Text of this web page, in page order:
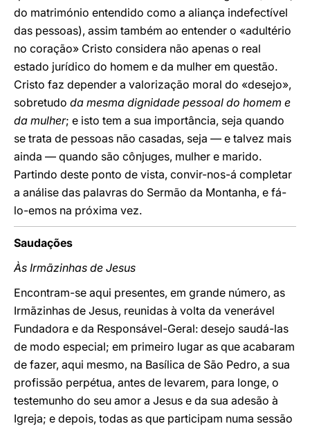
do matrimónio entendido como a aliança indefectível
das pessoas), assim também ao entender o «adultério
no coração» Cristo considera não apenas o real
estado jurídico do homem e da mulher em questão.
Cristo faz depender a valorização moral do «desejo»,
sobretudo da mesma dignidade pessoal do homem e
da mulher; e isto tem a sua importância, seja quando
se trata de pessoas não casadas, seja — e talvez mais
ainda — quando são cônjuges, mulher e marido.
Partindo deste ponto de vista, convir-nos-á completar
a análise das palavras do Sermão da Montanha, e fá-
lo-emos na próxima vez.
Saudações
Às Irmãzinhas de Jesus
Encontram-se aqui presentes, em grande número, as
Irmãzinhas de Jesus, reunidas à volta da venerável
Fundadora e da Responsável-Geral: desejo saudá-las
de modo especial; em primeiro lugar as que acabaram
de fazer, aqui mesmo, na Basílica de São Pedro, a sua
profissão perpétua, antes de levarem, para longe, o
testemunho do seu amor a Jesus e da sua adesão à
Igreja; e depois, todas as que participam numa sessão